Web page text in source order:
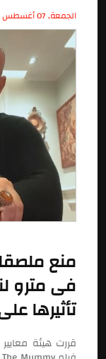
الجمعة, 07 أغسطس 2026 03:35 م
فى مترو
تأثيرها